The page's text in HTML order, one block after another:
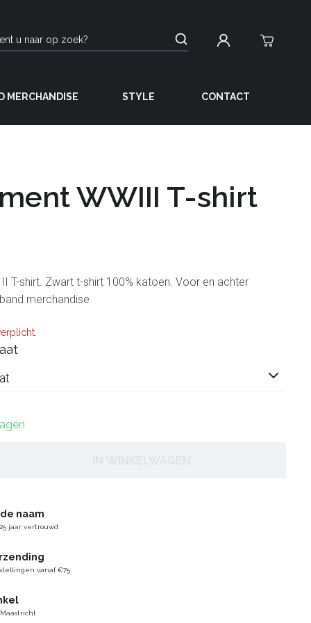
MERCHANDISE STYLE CONTACT
WWIII T-shirt
T-shirt. Zwart t-shirt 100% katoen. Voor en achter
merchandise
naam
jaar vertrouwd
vanaf €75